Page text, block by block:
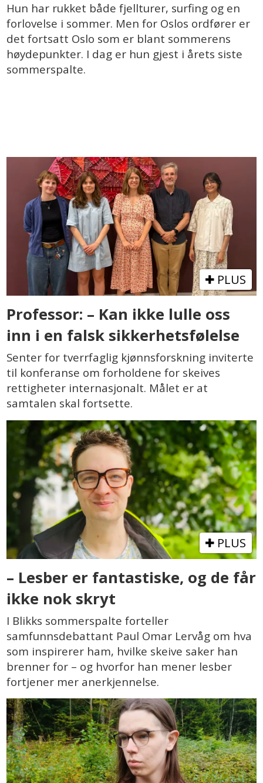
Hun har rukket både fjellturer, surfing og en
forlovelse i sommer. Men for Oslos ordfører er
det fortsatt Oslo som er blant sommerens
høydepunkter. I dag er hun gjest i årets siste
sommerspalte.
PLUS
Professor: – Kan ikke lulle oss
inn i en falsk sikkerhetsfølelse
Senter for tverrfaglig kjønnsforskning inviterte
til konferanse om forholdene for skeives
rettigheter internasjonalt. Målet er at
samtalen skal fortsette.
PLUS
– Lesber er fantastiske, og de får
ikke nok skryt
I Blikks sommerspalte forteller
samfunnsdebattant Paul Omar Lervåg om hva
som inspirerer ham, hvilke skeive saker han
brenner for – og hvorfor han mener lesber
fortjener mer anerkjennelse.